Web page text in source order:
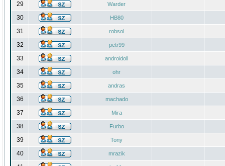
29 Warder
30 HB80
31 robsol
32 petr99
33 androidoll
34 ohr
35 andras
36 machado
37 Mira
38 Furbo
39 Tony
40 mrazik